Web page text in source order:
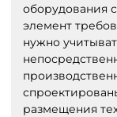
оборудования
элемент
нужно
размещения